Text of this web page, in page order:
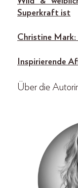
Superkraft ist
Christine Mark:
Inspirierende
Über die